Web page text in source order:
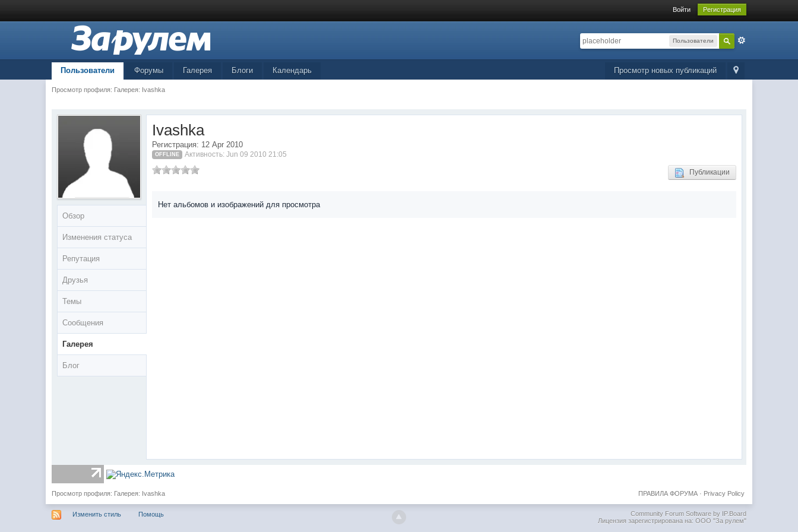
Войти Регистрация
Пользователи
Просмотр новых публикаций
Пользователи Форумы Галерея Блоги Календарь
Просмотр профиля: Галерея: Ivashka
Обзор
Изменения статуса
Репутация
Друзья
Темы
Сообщения
Галерея
Блог
Ivashka
Регистрация: 12 Apr 2010
OFFLINE Активность: Jun 09 2010 21:05
Публикации
Нет альбомов и изображений для просмотра
Просмотр профиля: Галерея: Ivashka Privacy Policy
ПРАВИЛА ФОРУМА·
Изменить стиль Помощь
Community Forum Software by IP.Board
Лицензия зарегистрирована на: ООО "За рулем"